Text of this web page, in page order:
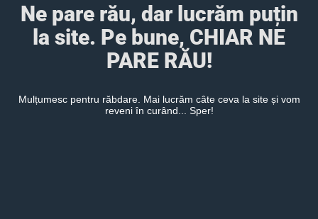
Ne pare rău, dar lucrăm puțin
la site. Pe bune, CHIAR NE
PARE RĂU!
Mulțumesc pentru răbdare. Mai lucrăm câte ceva la site și vom
reveni în curând... Sper!